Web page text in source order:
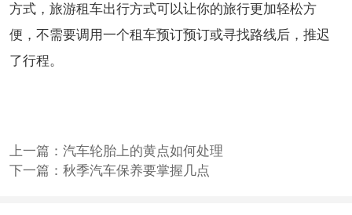
方式，旅游租车出行方式可以让你的旅行更加轻松方
便，不需要调用一个租车预订预订或寻找路线后，推迟
了行程。
上一篇： 汽车轮胎上的黄点如何处理
下一篇： 秋季汽车保养要掌握几点